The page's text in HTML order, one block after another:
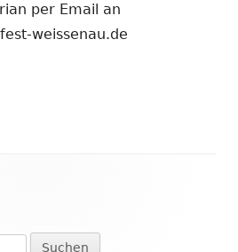
per Email an
weissenau.de